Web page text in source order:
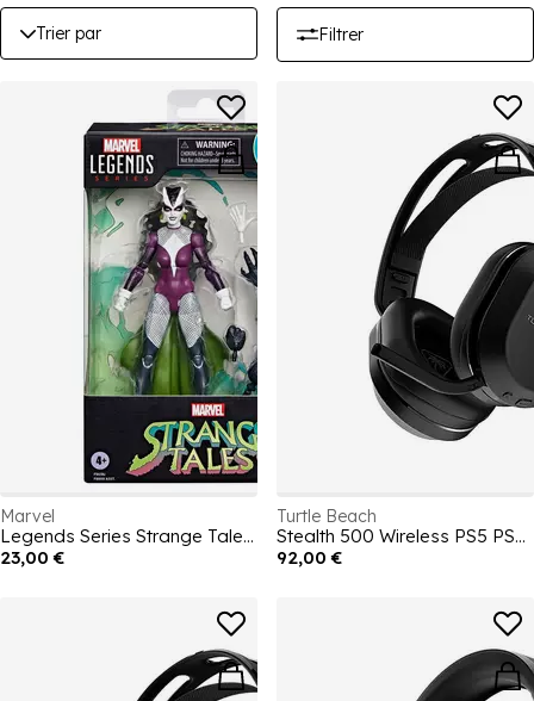
Trier par Filtrer
Marvel
Legends Series Strange Tales Marvel's Lilith
23,00 €
Turtle Beach
Stealth 500 Wireless PS5 PS4 PC Gaming Headset - Black
92,00 €